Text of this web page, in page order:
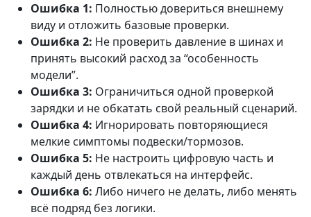
Ошибка 1: Полностью довериться внешнему
виду и отложить базовые проверки.
Ошибка 2: Не проверить давление в шинах и
принять высокий расход за “особенность
модели”.
Ошибка 3: Ограничиться одной проверкой
зарядки и не обкатать свой реальный сценарий.
Ошибка 4: Игнорировать повторяющиеся
мелкие симптомы подвески/тормозов.
Ошибка 5: Не настроить цифровую часть и
каждый день отвлекаться на интерфейс.
Ошибка 6: Либо ничего не делать, либо менять
всё подряд без логики.